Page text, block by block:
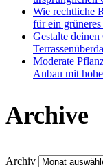
Wie rechtliche
für ein
Gestalte
Moderate
Anbau mit
Archive
Archiv